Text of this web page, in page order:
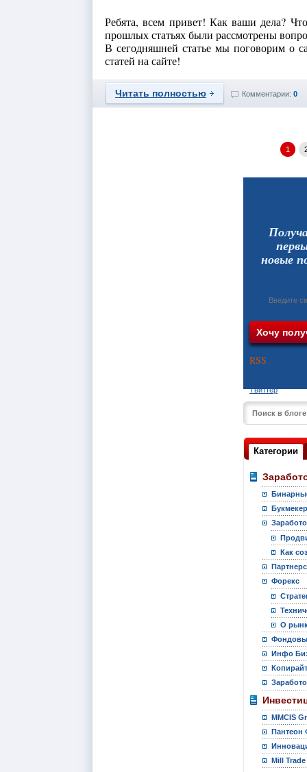
Ребята, всем привет! Как ваши дела?
прошлых статьях были рассмотрены
В сегодняшней статье мы поговорим о
статей на сайте!
Читать полностью Комментарии: 0
1
новые
RSS
Твиттер
Категории
Как
Форекс
О
Инфо
MMCIS
Пантеон
Mill Trade